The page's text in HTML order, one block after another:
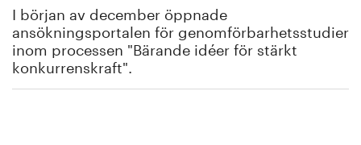
Vi tycker
Publicerat
I början av december öppnade
ansökningsportalen för genomförbarhetsstudier
inom processen "Bärande idéer för stärkt
konkurrenskraft".